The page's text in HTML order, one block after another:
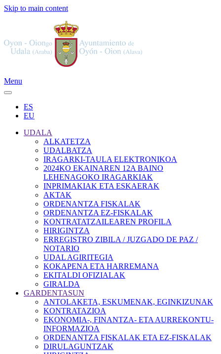
Skip to main content
Menu
ES
EU
UDALA
ALKATETZA
UDALBATZA
IRAGARKI-TAULA ELEKTRONIKOA
2024KO EKAINAREN 12A BAINO
LEHENAGOKO IRAGARKIAK
INPRIMAKIAK ETA ESKAERAK
AKTAK
ORDENANTZA FISKALAK
ORDENANTZA EZ-FISKALAK
KONTRATATZAILEAREN PROFILA
HIRIGINTZA
ERREGISTRO ZIBILA / JUZGADO DE PAZ /
NOTARIO
UDAL AGIRITEGIA
KOKAPENA ETA HARREMANA
EKITALDI OFIZIALAK
GIRALDA
GARDENTASUN
ANTOLAKETA, ESKUMENAK, EGINKIZUNAK
KONTRATAZIOA
EKONOMIA-, FINANTZA- ETA AURREKONTU-
INFORMAZIOA
ORDENANTZA FISKALAK ETA EZ-FISKALAK
DIRULAGUNTZAK